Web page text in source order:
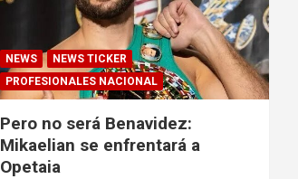
NEWS
NEWS TICKER
PROFESIONALES NACIONAL
Pero no será Benavidez:
Mikaelian se enfrentará a
Opetaia